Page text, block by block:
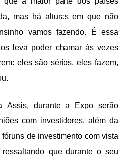
mas há alturas em que não
vamos fazendo. É essa
leva poder chamar às vezes
eles são sérios, eles fazem,
Assis, durante a Expo serão
com investidores, além da
de investimento com vista
que durante o seu